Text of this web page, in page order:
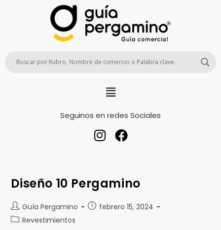
Seguinos en redes Sociales
Diseño 10 Pergamino
Guía Pergamino
febrero 15, 2024
Revestimientos